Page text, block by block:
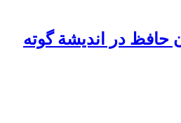
حافظ در اندیشة گوته